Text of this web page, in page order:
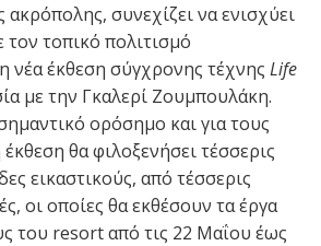
ακρόπολης, συνεχίζει να ενισχύει
τοπικό πολιτισμό
νέα έκθεση σύγχρονης τέχνης Life
με την Γκαλερί Ζουμπουλάκη.
ορόσημο και για τους
θα φιλοξενήσει τέσσερις
εικαστικούς, από τέσσερις
οι οποίες θα εκθέσουν τα έργα
του resort από τις 22 Μαΐου έως